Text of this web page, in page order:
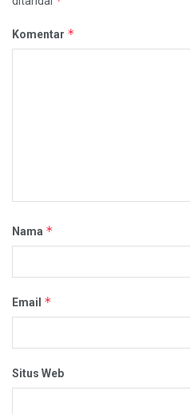
Komentar *
Nama *
Email *
Situs Web